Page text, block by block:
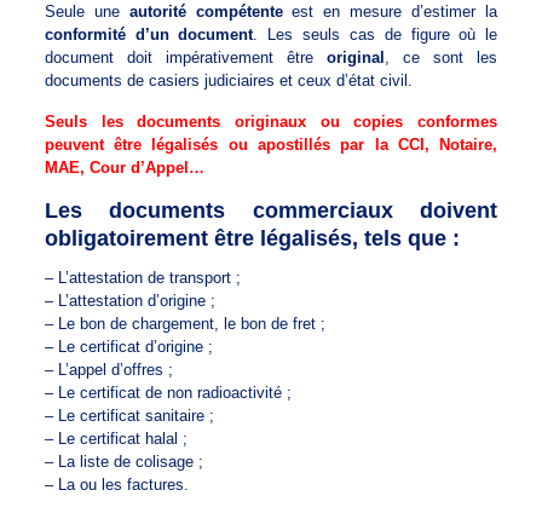
Seule une autorité compétenteest en mesure d’estimer la
conformité d’un document. Les seuls cas de figure où le
document doit impérativement êtreoriginal
, ce sont les
documents de casiers judiciaires et ceux d’état civil.
Seuls les documents originaux ou copies conformes
peuvent être légalisés ou apostillés par la CCI, Notaire,
MAE, Cour d’Appel…
Les documents commerciaux doivent
obligatoirement être légalisés, tels que :
– L’attestation de transport ;
– L’attestation d’origine ;
– Le bon de chargement, le bon de fret ;
– Le certificat d’origine ;
– L’appel d’offres ;
– Le certificat de non radioactivité ;
– Le certificat sanitaire ;
– Le certificat halal ;
– La liste de colisage ;
– La ou les factures.